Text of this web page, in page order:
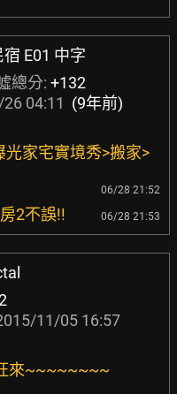
E01 中字
總分: +132
04:11 (9年前)
光家宅實境秀>搬家>
06/28 21:52
2不誤!! 06/28 21:53
11/05 16:57
來~~~~~~~~